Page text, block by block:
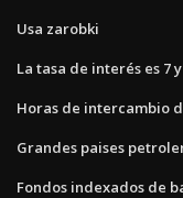
Usa zarobki
La tasa de interés es 7
Horas de intercambio
Grandes paises
Fondos indexados de